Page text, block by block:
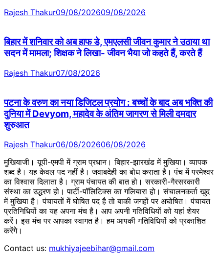
Rajesh Thakur09/08/202609/08/2026
बिहार में शनिवार को अब हाफ डे, एमएलसी जीवन कुमार ने उठाया था
सदन में मामला; शिक्षक ने लिखा- जीवन भैया जो कहते हैं, करते हैं
Rajesh Thakur07/08/2026
पटना के वरुण का नया डिजिटल प्रयोग : बच्चों के बाद अब भक्ति की
दुनिया में Devyom, महादेव के अंतिम जागरण से मिली दमदार
शुरुआत
Rajesh Thakur06/08/202606/08/2026
मुखियाजी। यूपी-एमपी में ग्राम प्रधान। बिहार-झारखंड में मुखिया। व्यापक
शब्द है। यह केवल पद नहीं है। जवाबदेही का बोध कराता है। पंच में परमेश्वर
का विश्वास दिलाता है। ग्राम पंचायत की बात हो। सरकारी-गैरसरकारी
संस्था का उद्धरण हो। पार्टी-पॉलिटिक्स का गलियारा हो। संचालनकर्ता खुद
में मुखिया है। पंचायतों में घोषित पद है तो बाकी जगहों पर अघोषित। पंचायत
प्रतिनिधियों का यह अपना मंच है। आप अपनी गतिविधियों को यहां शेयर
करें। इस मंच पर आपका स्वागत है। हम आपकी गतिविधियों को प्रकाशित
करेंगेे।
Contact us: mukhiyajeebihar@gmail.com